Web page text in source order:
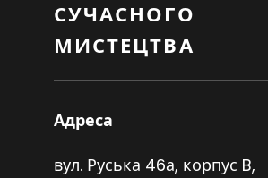
СУЧАСНОГО
МИСТЕЦТВА
Адреса
вул. Руська 46а, корпус B,